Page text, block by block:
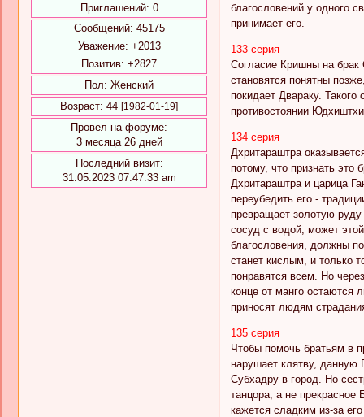
Приглашений: 0
Сообщений: 45175
Уважение: +2013
Позитив: +2827
Пол: Женский
Возраст: 44 [1982-01-19]
Провел на форуме:
3 месяца 26 дней
Последний визит:
31.05.2023 07:47:33 am
благословений у одного
принимает его.
133 серия
Согласие Кришны на брак
становятся понятны
покидает Двараку.
противостоянии
134 серия
Дхритараштра
потому, что признать это
Дхритараштра и царица
переубедить его -
превращает золотую
сосуд с водой, может
благословения, должны
станет кислым, и только
понравятся всем. Но
конце от манго остаются
приносят людям
135 серия
Чтобы помочь братьям в
нарушает клятву, данную
Субхадру в город. Но
танцора, а не прекрасное
кажется сладким из-за